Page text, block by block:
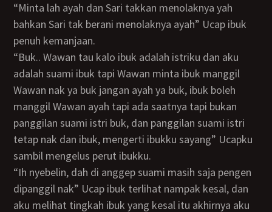
“Minta lah ayah dan Sari takkan menolaknya yah
bahkan Sari tak berani menolaknya ayah” Ucap ibuk
penuh kemanjaan.
“Buk.. Wawan tau kalo ibuk adalah istriku dan aku
adalah suami ibuk tapi Wawan minta ibuk manggil
Wawan nak ya buk jangan ayah ya buk, ibuk boleh
manggil Wawan ayah tapi ada saatnya tapi bukan
panggilan suami istri buk, dan panggilan suami istri
tetap nak dan ibuk, mengerti ibukku sayang” Ucapku
sambil mengelus perut ibukku.
“Ih nyebelin, dah di anggep suami masih saja pengen
dipanggil nak” Ucap ibuk terlihat nampak kesal, dan
aku melihat tingkah ibuk yang kesal itu akhirnya aku